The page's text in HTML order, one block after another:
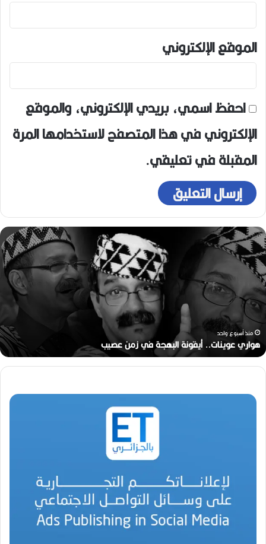
الموقع الإلكتروني
احفظ اسمي، بريدي الإلكتروني، والموقع
الإلكتروني في هذا المتصفح لاستخدامها المرة
المقبلة في تعليقي.
ه
و
ا
ر
ي
ع
و
ي
ا
ت
.
منذ أسبوع واحد
هواري عوينات.. أيقونة البهجة في زمن عصيب